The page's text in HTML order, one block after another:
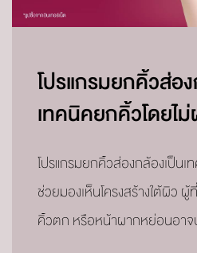
โปรแกรมยกคิ้วส่อ
เทคนิคยกคิ้วโดยไ
โปรแกรมยกคิ้วส่องกล้องเป็น
ช่วยมองเห็นโครงสร้างใต้ผิว
คิ้วตก หรือหน้าผากหย่อนอาจ